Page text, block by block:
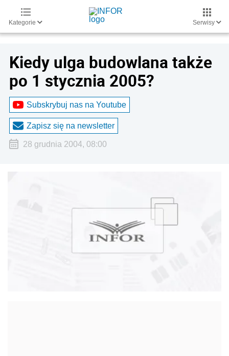
Kategorie Serwisy
Kiedy ulga budowlana także
po 1 stycznia 2005?
Subskrybuj nas na Youtube
Zapisz się na newsletter
28 grudnia 2004, 08:00